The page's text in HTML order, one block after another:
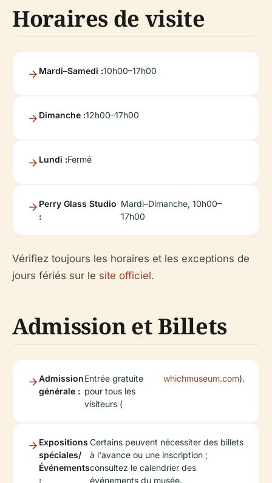
Horaires de visite
Mardi–Samedi :10h00–17h00
Dimanche :12h00–17h00
Lundi :Fermé
Perry Glass Studio
:
Mardi–Dimanche, 10h00–
17h00
Vérifiez toujours les horaires et les exceptions de
jours fériés sur le site officiel.
Admission et Billets
Admission
générale :
Entrée gratuite
pour tous les
visiteurs (
whichmuseum.com).
Expositions
spéciales/
Événements
:
Certains peuvent nécessiter des billets
à l'avance ou une inscription ;
consultez le calendrier des
événements du musée.